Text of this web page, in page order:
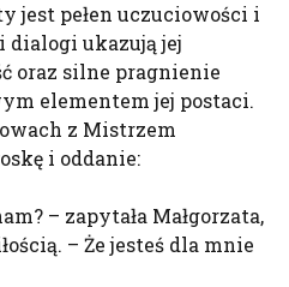
jest pełen uczuciowości i
dialogi ukazują jej
oraz silne pragnienie
elementem jej postaci.
z Mistrzem
i oddanie:
– zapytała Małgorzata,
– Że jesteś dla mnie